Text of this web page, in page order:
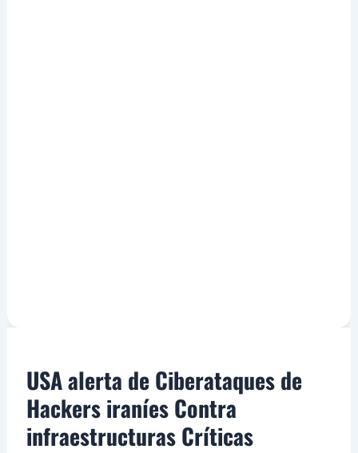
USA alerta de Ciberataques de
Hackers iraníes Contra
infraestructuras Críticas